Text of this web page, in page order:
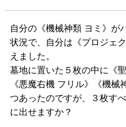
自分の《機械神類 ヨミ》が
状況で、自分は《プロジェ
えました。
墓地に置いた５枚の中に《
《悪魔右機 フリル》《機械
つあったのですが、３枚す
に出せますか？